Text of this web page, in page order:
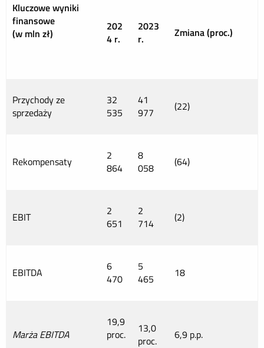
Kluczowe wyniki
finansowe
(w mln zł)
202
4 r.
2023
r.
Zmiana (proc.)
Przychody ze
sprzedaży
32
535
41
977
(22)
Rekompensaty
2
864
8
058
(64)
EBIT
2
651
2
714
(2)
EBITDA
6
470
5
465
18
Marża EBITDA
19,9
proc.
13,0
proc.
6,9 p.p.